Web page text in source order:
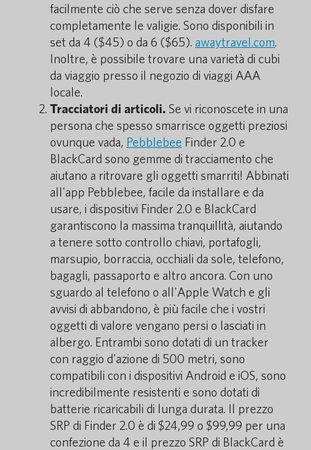
facilmente ciò che serve senza dover disfare
completamente le valigie. Sono disponibili in
set da 4 ($45) o da 6 ($65). awaytravel.com.
Inoltre, è possibile trovare una varietà di cubi
da viaggio presso il negozio di viaggi AAA
locale.
Tracciatori di articoli. Se vi riconoscete in una
persona che spesso smarrisce oggetti preziosi
ovunque vada, Pebblebee Finder 2.0 e
BlackCard sono gemme di tracciamento che
aiutano a ritrovare gli oggetti smarriti! Abbinati
all'app Pebblebee, facile da installare e da
usare, i dispositivi Finder 2.0 e BlackCard
garantiscono la massima tranquillità, aiutando
a tenere sotto controllo chiavi, portafogli,
marsupio, borraccia, occhiali da sole, telefono,
bagagli, passaporto e altro ancora. Con uno
sguardo al telefono o all'Apple Watch e gli
avvisi di abbandono, è più facile che i vostri
oggetti di valore vengano persi o lasciati in
albergo. Entrambi sono dotati di un tracker
con raggio d'azione di 500 metri, sono
compatibili con i dispositivi Android e iOS, sono
incredibilmente resistenti e sono dotati di
batterie ricaricabili di lunga durata. Il prezzo
SRP di Finder 2.0 è di $24,99 o $99,99 per una
confezione da 4 e il prezzo SRP di BlackCard è